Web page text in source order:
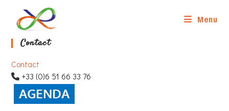
content
Menu
Contact
Contact
+33 (0)6 51 66 33 76